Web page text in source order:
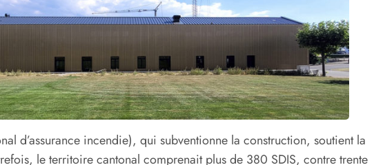
d’assurance incendie), qui subventionne la construction, soutient la
le territoire cantonal comprenait plus de 380 SDIS, contre trente